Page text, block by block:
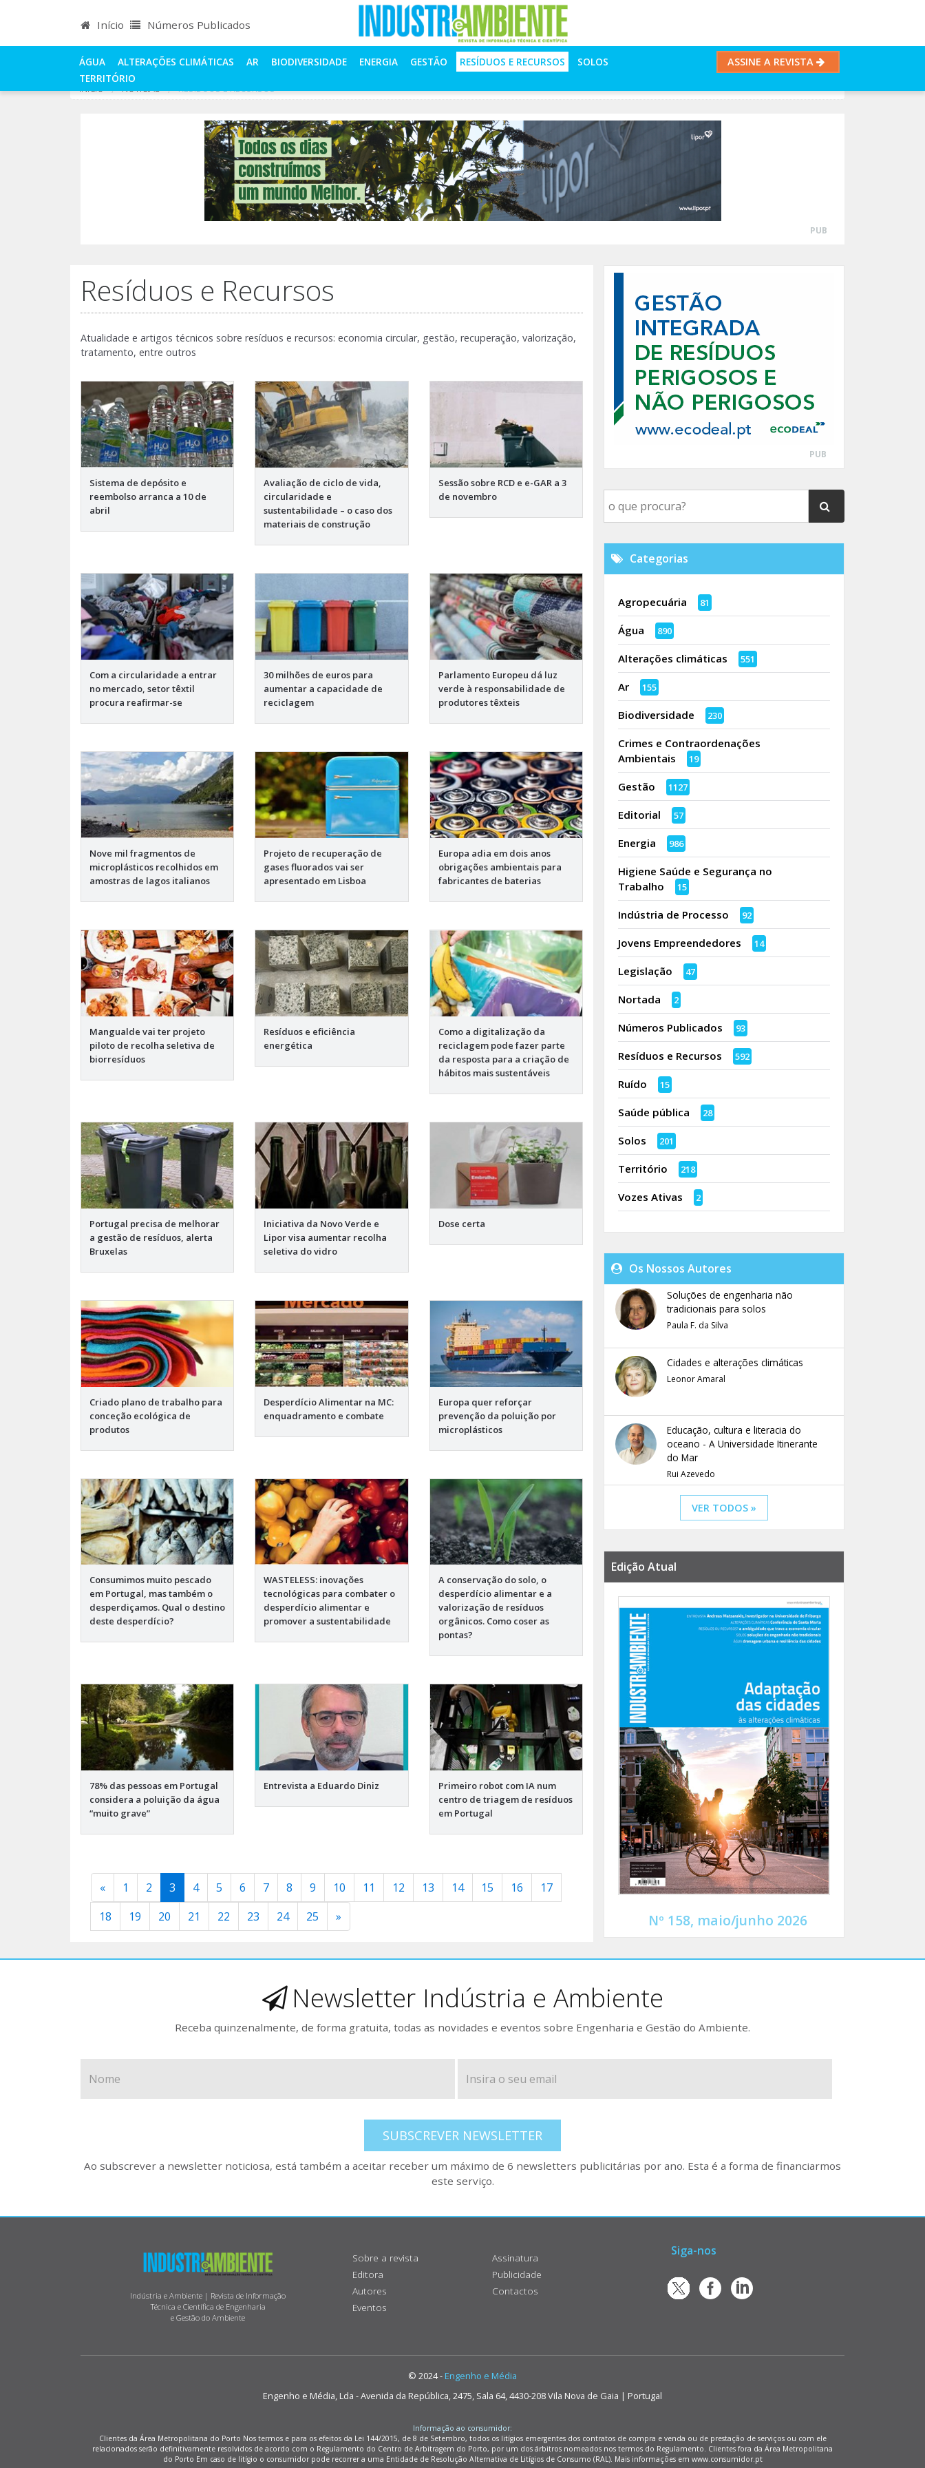
Início Números Publicados
ÁGUA ALTERAÇÕES CLIMÁTICAS AR BIODIVERSIDADE ENERGIA GESTÃO RESÍDUOS E RECURSOS
SOLOS
TERRITÓRIO
ASSINE A REVISTA
INÍCIO NOTÍCIAS RESÍDUOS E RECURSOS
PUB
Resíduos e Recursos
Atualidade e artigos técnicos sobre resíduos e recursos: economia circular, gestão, recuperação, valorização,
tratamento, entre outros
Sistema de depósito e
reembolso arranca a 10 de
abril
Avaliação de ciclo de vida,
circularidade e
sustentabilidade – o caso dos
materiais de construção
Sessão sobre RCD e e-GAR a 3
de novembro
Com a circularidade a entrar
no mercado, setor têxtil
procura reafirmar-se
30 milhões de euros para
aumentar a capacidade de
reciclagem
Parlamento Europeu dá luz
verde à responsabilidade de
produtores têxteis
Nove mil fragmentos de
microplásticos recolhidos em
amostras de lagos italianos
Projeto de recuperação de
gases fluorados vai ser
apresentado em Lisboa
Europa adia em dois anos
obrigações ambientais para
fabricantes de baterias
Mangualde vai ter projeto
piloto de recolha seletiva de
biorresíduos
Resíduos e eficiência
energética
Como a digitalização da
reciclagem pode fazer parte
da resposta para a criação de
hábitos mais sustentáveis
Portugal precisa de melhorar
a gestão de resíduos, alerta
Bruxelas
Iniciativa da Novo Verde e
Lipor visa aumentar recolha
seletiva do vidro
Dose certa
Criado plano de trabalho para
conceção ecológica de
produtos
Desperdício Alimentar na MC:
enquadramento e combate
Europa quer reforçar
prevenção da poluição por
microplásticos
Consumimos muito pescado
em Portugal, mas também o
desperdiçamos. Qual o destino
deste desperdício?
WASTELESS: inovações
tecnológicas para combater o
desperdício alimentar e
promover a sustentabilidade
A conservação do solo, o
desperdício alimentar e a
valorização de resíduos
orgânicos. Como coser as
pontas?
78% das pessoas em Portugal
considera a poluição da água
“muito grave”
Entrevista a Eduardo Diniz
Primeiro robot com IA num
centro de triagem de resíduos
em Portugal
« 1 2 3 4 5 6 7 8 9 10 11 12 13 14 15 16
17
18
19 20 21 22 23 24 25 »
PUB
Categorias
Agropecuária 81
Água 890
Alterações climáticas 551
Ar 155
Biodiversidade 230
Crimes e Contraordenações
Ambientais
19
Gestão 1127
Editorial 57
Energia 986
Higiene Saúde e Segurança no
Trabalho
15
Indústria de Processo 92
Jovens Empreendedores 14
Legislação 47
Nortada 2
Números Publicados 93
Resíduos e Recursos 592
Ruído 15
Saúde pública 28
Solos 201
Território 218
Vozes Ativas 2
Os Nossos Autores
Soluções de engenharia não
tradicionais para solos
Paula F. da Silva
Cidades e alterações climáticas
Leonor Amaral
Educação, cultura e literacia do
oceano - A Universidade Itinerante
do Mar
Rui Azevedo
VER TODOS »
Edição Atual
Nº 158, maio/junho 2026
Newsletter Indústria e Ambiente
Receba quinzenalmente, de forma gratuita, todas as novidades e eventos sobre Engenharia e Gestão do Ambiente.
SUBSCREVER NEWSLETTER
Ao subscrever a newsletter noticiosa, está também a aceitar receber um máximo de 6 newsletters publicitárias por ano. Esta é a forma de financiarmos
este serviço.
Indústria e Ambiente | Revista de Informação
Técnica e Científica de Engenharia
e Gestão do Ambiente
Sobre a revista
Editora
Autores
Eventos
Assinatura
Publicidade
Contactos
Siga-nos
© 2024 - Engenho e Média
Engenho e Média, Lda - Avenida da República, 2475, Sala 64, 4430-208 Vila Nova de Gaia | Portugal
Informação ao consumidor:
Clientes da Área Metropolitana do Porto Nos termos e para os efeitos da Lei 144/2015, de 8 de Setembro, todos os litígios emergentes dos contratos de compra e venda ou de prestação de serviços ou com ele
relacionados serão definitivamente resolvidos de acordo com o Regulamento do Centro de Arbitragem do Porto, por um dos árbitros nomeados nos termos do Regulamento. Clientes fora da Área Metropolitana
do Porto Em caso de litígio o consumidor pode recorrer a uma Entidade de Resolução Alternativa de Litígios de Consumo (RAL). Mais informações em www.consumidor.pt